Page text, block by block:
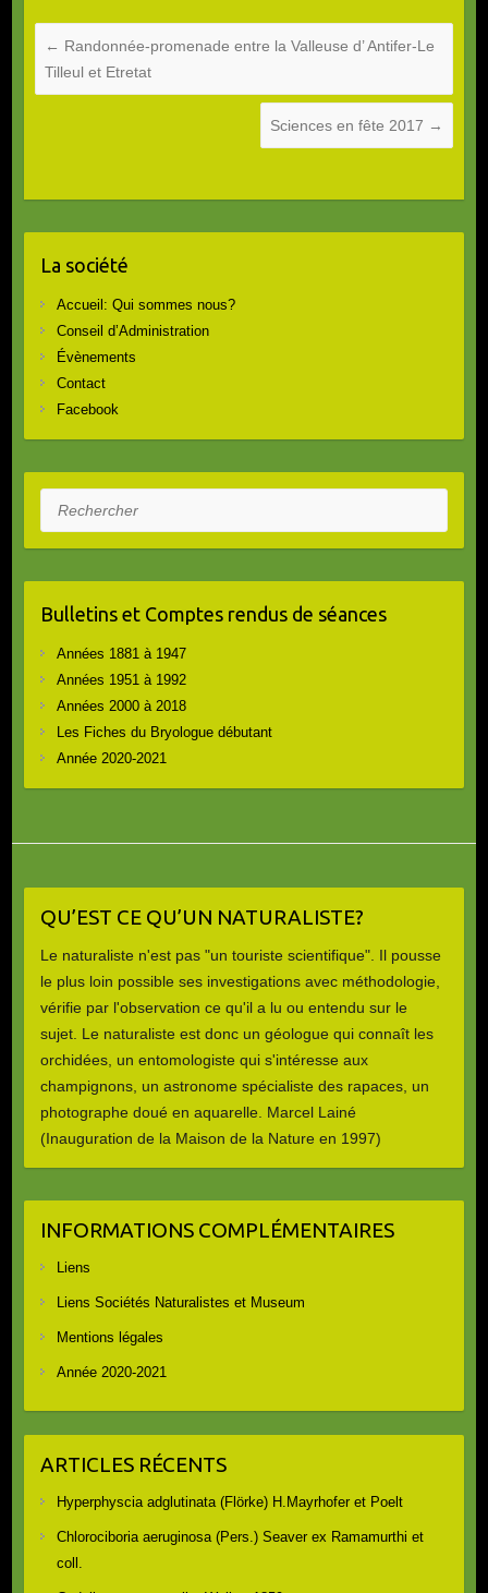
← Randonnée-promenade entre la Valleuse d’ Antifer-Le
Tilleul et Etretat
Sciences en fête 2017 →
La société
Accueil: Qui sommes nous?
Conseil d’Administration
Évènements
Contact
Facebook
Rechercher
Bulletins et Comptes rendus de séances
Années 1881 à 1947
Années 1951 à 1992
Années 2000 à 2018
Les Fiches du Bryologue débutant
Année 2020-2021
QU’EST CE QU’UN NATURALISTE?
Le naturaliste n'est pas "un touriste scientifique". Il pousse
le plus loin possible ses investigations avec méthodologie,
vérifie par l'observation ce qu'il a lu ou entendu sur le
sujet. Le naturaliste est donc un géologue qui connaît les
orchidées, un entomologiste qui s'intéresse aux
champignons, un astronome spécialiste des rapaces, un
photographe doué en aquarelle. Marcel Lainé
(Inauguration de la Maison de la Nature en 1997)
INFORMATIONS COMPLÉMENTAIRES
Liens
Liens Sociétés Naturalistes et Museum
Mentions légales
Année 2020-2021
ARTICLES RÉCENTS
Hyperphyscia adglutinata (Flörke) H.Mayrhofer et Poelt
Chlorociboria aeruginosa (Pers.) Seaver ex Ramamurthi et
coll.